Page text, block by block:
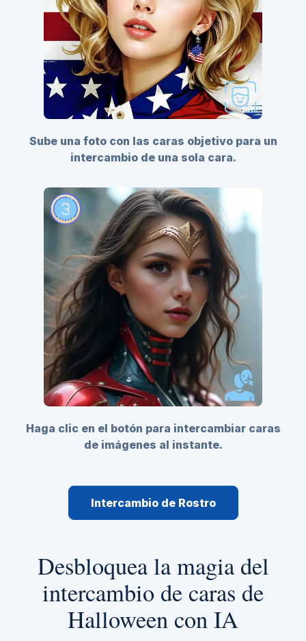
Sube una foto con las caras objetivo para un
intercambio de una sola cara.
Haga clic en el botón para intercambiar caras
de imágenes al instante.
Intercambio de Rostro
Desbloquea la magia del
intercambio de caras de
Halloween con IA